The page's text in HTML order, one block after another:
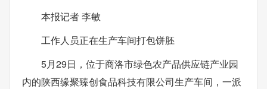
本报记者 李敏
工作人员正在生产车间打包饼胚
5月29日，位于商洛市绿色农产品供应链产业园
内的陕西缘聚臻创食品科技有限公司生产车间，一派